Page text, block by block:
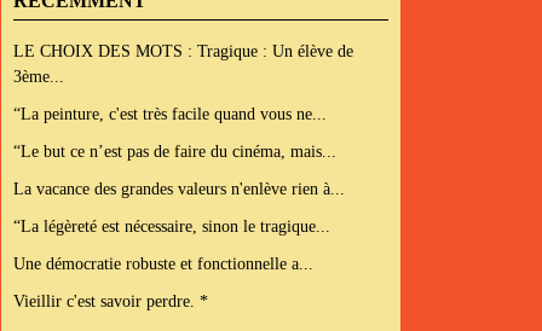
LE CHOIX DES MOTS : Tragique : Un élève de
3ème...
“La peinture, c'est très facile quand vous ne...
“Le but ce n’est pas de faire du cinéma, mais...
La vacance des grandes valeurs n'enlève rien à...
“La légèreté est nécessaire, sinon le tragique...
Une démocratie robuste et fonctionnelle a...
Vieillir c'est savoir perdre. *